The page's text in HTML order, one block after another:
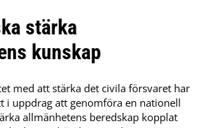
stärka
kunskap
med att stärka det civila försvaret har
i uppdrag att genomföra en nationell
allmänhetens beredskap kopplat